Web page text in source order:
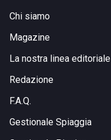
Chi siamo
Magazine
La nostra linea editoriale
Redazione
F.A.Q.
Gestionale Spiaggia